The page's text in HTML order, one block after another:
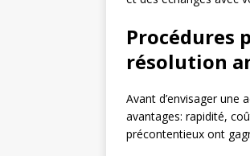
Procédures
résolution
Avant d’envisager une
avantages: rapidité,
précontentieux ont